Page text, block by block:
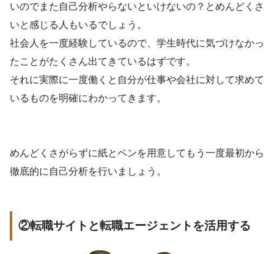
いのでまた自己分析やらないといけないの？とめんどくさ
いと感じる人もいるでしょう。
社会人を一度経験しているので、学生時代に気づけなかっ
たことがたくさん出てきているはずです。
それに実際に一度働くと自分が仕事や会社に対して求めて
いるものを明確にわかってきます。
めんどくさがらずに紙とペンを用意してもう一度最初から
徹底的に自己分析を行いましょう。
②転職サイトと転職エージェントを活用する